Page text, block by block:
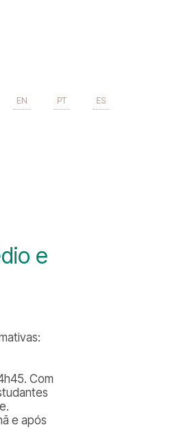
EN PT ES
e
Com
e após